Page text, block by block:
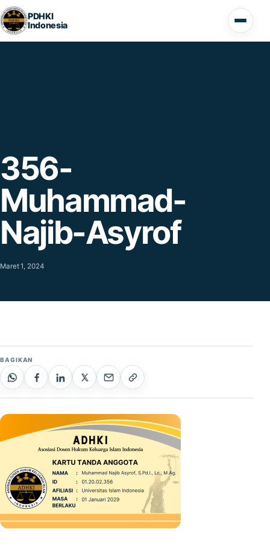
Lompat ke konten
PDHKI
Indonesia
Buka
356-
Muhammad-
Najib-Asyrof
Maret 1, 2024
BAGIKAN